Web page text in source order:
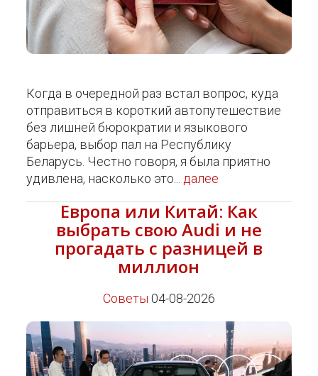
Когда в очередной раз встал вопрос, куда
отправиться в короткий автопутешествие
без лишней бюрократии и языкового
барьера, выбор пал на Республику
Беларусь. Честно говоря, я была приятно
удивлена, насколько это... далее
Европа или Китай: Как
выбрать свою Audi и не
прогадать с разницей в
миллион
Советы 04-08-2026